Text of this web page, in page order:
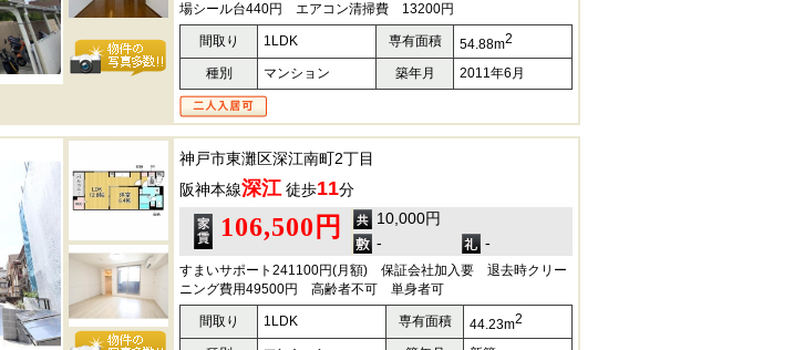
場シール台440円 エアコン清掃費 13200円
間取り 1LDK 専有面積 54.88m2
種別 マンション 築年月 2011年6月
神戸市東灘区深江南町2丁目
阪神本線深江 徒歩11分
106,500円
10,000円
-
-
すまいサポート241100円(月額) 保証会社加入要 退去時クリー
ニング費用49500円 高齢者不可 単身者可
間取り 1LDK 専有面積 44.23m2